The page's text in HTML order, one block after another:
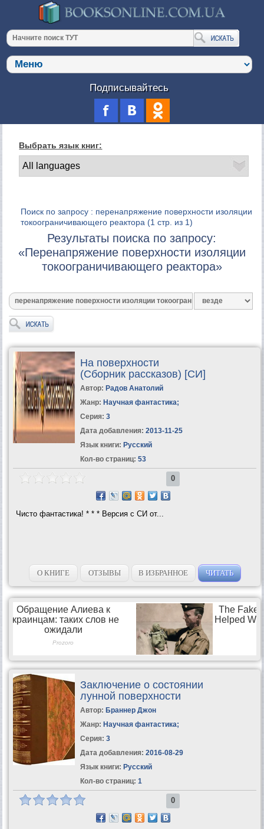
Подписывайтесь
Выбрать язык книг:
Поиск по запросу : перенапряжение поверхности изоляции
токоограничивающего реактора (1 стр. из 1)
Результаты поиска по запросу:
«Перенапряжение поверхности изоляции
токоограничивающего реактора»
На поверхности
(Сборник рассказов) [СИ]
Автор: Радов Анатолий
Жанр: Научная фантастика;
Серия: 3
Дата добавления: 2013-11-25
Язык книги: Русский
Кол-во страниц: 53
0
Чисто фантастика! * * * Версия с СИ от...
О КНИГЕ ОТЗЫВЫ В ИЗБРАННОЕ ЧИТАТЬ
Заключение о состоянии
лунной поверхности
Автор: Браннер Джон
Жанр: Научная фантастика;
Серия: 3
Дата добавления: 2016-08-29
Язык книги: Русский
Кол-во страниц: 1
0